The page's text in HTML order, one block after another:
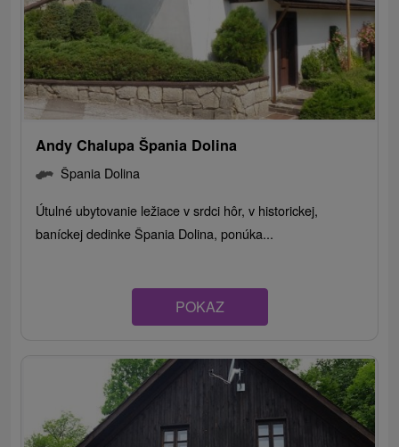
Andy Chalupa Špania Dolina
Špania Dolina
Útulné ubytovanie ležiace v srdci hôr, v historickej,
baníckej dedinke Špania Dolina, ponúka...
POKAZ